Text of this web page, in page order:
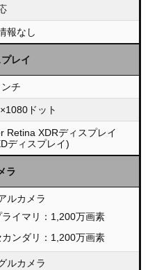
報なし
レイ
チ
ドット
Retina XDRディスプレイ
ディスプレイ)
ラ
ルカメラ
ライマリ：1,200万画素
カンダリ：1,200万画素
ルカメラ